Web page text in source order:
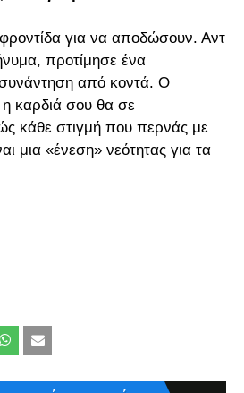
για να αποδώσουν. Αντί
προτίμησε ένα
από κοντά. Ο
καρδιά σου θα σε
κάθε στιγμή που περνάς με
μια «ένεση» νεότητας για τα